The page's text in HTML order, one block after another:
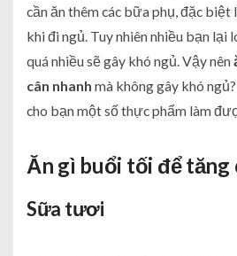
cần ăn thêm các bữa phụ, đặc
khi đi ngủ. Tuy nhiên nhiều bạn lại
quá nhiều sẽ gây khó ngủ. Vậy nên
cân nhanh mà không gây khó
cho bạn một số thực phẩm làm
Ăn gì buổi tối để tăng
Sữa tươi